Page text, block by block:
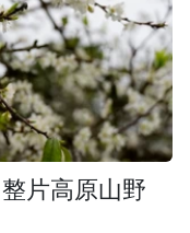
片高原山野